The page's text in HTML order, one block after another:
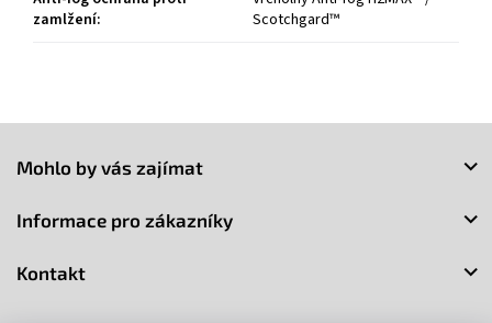
zamlžení:
Scotchgard™
Mohlo by vás zajímat
Informace pro zákazníky
Kontakt